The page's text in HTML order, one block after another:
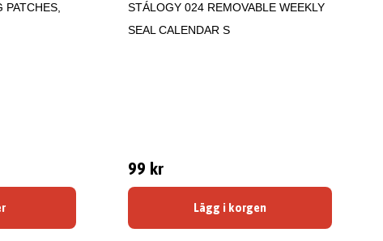
STÁLOGY 024 REMOVABLE WEEKLY
SEAL CALENDAR S
99 kr
Lägg i korgen